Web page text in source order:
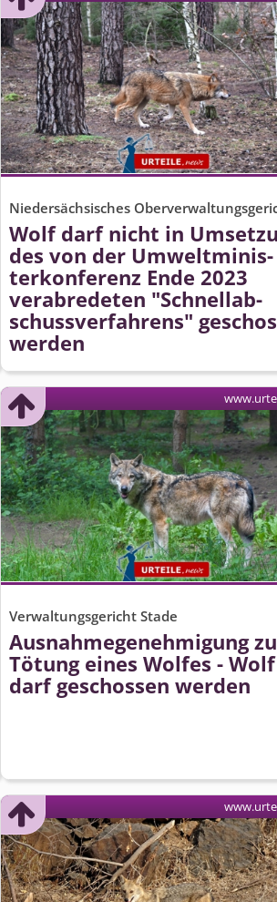
Niedersächsisches
Wolf darf nicht in
des von der Umweltminis­
terkonferenz Ende 2023
verabredeten "Schnellab­
schussver­fahrens"
werden
Verwaltungsgericht Stade
Ausnahmegenehmigung
Tötung eines Wolfes - Wolf
darf geschossen werden